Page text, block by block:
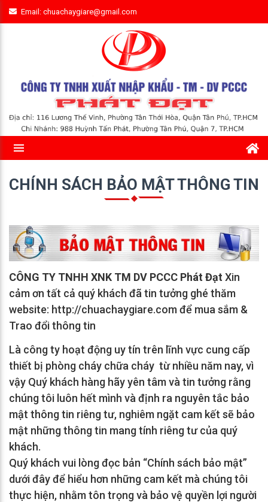
Email: chuachaygiare@gmail.com
CHÍNH SÁCH BẢO MẬT THÔNG TIN
CÔNG TY TNHH XNK TM DV PCCC Phát Đạt Xin
cảm ơn tất cả quý khách đã tin tưởng ghé thăm
website: http://chuachaygiare.com để mua sắm &
Trao đổi thông tin
Là công ty hoạt động uy tín trên lĩnh vực cung cấp
thiết bị phòng cháy chữa cháy từ nhiều năm nay, vì
vậy Quý khách hàng hãy yên tâm và tin tưởng rằng
chúng tôi luôn hết mình và định ra nguyên tắc bảo
mật thông tin riêng tư, nghiêm ngặt cam kết sẽ bảo
mật những thông tin mang tính riêng tư của quý
khách.
Quý khách vui lòng đọc bản “Chính sách bảo mật”
dưới đây để hiểu hơn những cam kết mà chúng tôi
thực hiện, nhằm tôn trọng và bảo vệ quyền lợi người